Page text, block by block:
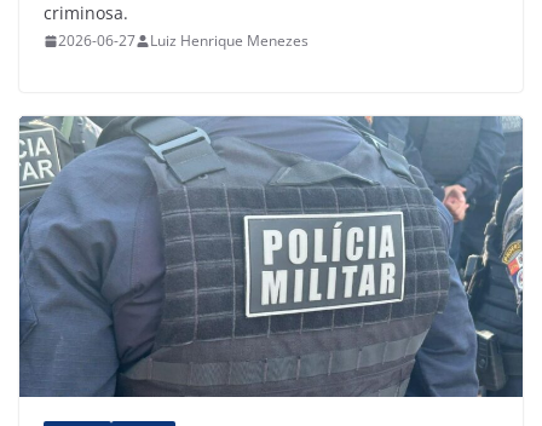
criminosa.
2026-06-27 Luiz Henrique Menezes